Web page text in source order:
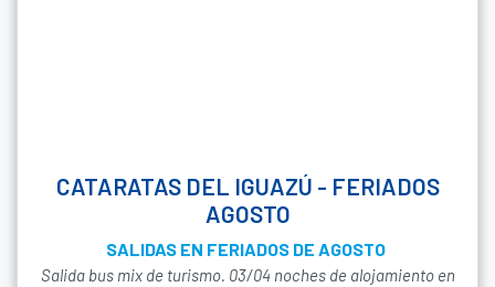
CATARATAS DEL IGUAZÚ - FERIADOS
AGOSTO
SALIDAS EN FERIADOS DE AGOSTO
Salida bus mix de turismo. 03/04 noches de alojamiento en